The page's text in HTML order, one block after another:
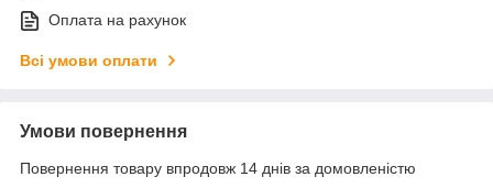
Оплата на рахунок
Всі умови оплати
Умови повернення
Повернення товару впродовж 14 днів за домовленістю